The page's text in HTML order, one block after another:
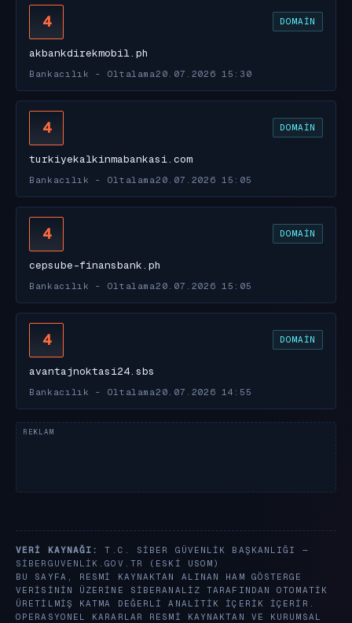
4 DOMAIN
akbankdirekmobil.ph
Bankacılık - Oltalama20.07.2026 15:30
4 DOMAIN
turkiyekalkinmabankasi.com
Bankacılık - Oltalama20.07.2026 15:05
4 DOMAIN
cepsube-finansbank.ph
Bankacılık - Oltalama20.07.2026 15:05
4 DOMAIN
avantajnoktasi24.sbs
Bankacılık - Oltalama20.07.2026 14:55
VERI KAYNAĞI:
T.C. SIBER GÜVENLIK BAŞKANLIĞI —
SIBERGUVENLIK.GOV.TR
(ESKI USOM)
BU SAYFA, RESMI KAYNAKTAN ALINAN HAM GÖSTERGE
VERISININ ÜZERINE SIBERANALIZ TARAFINDAN OTOMATIK
ÜRETILMIŞ KATMA DEĞERLI ANALITIK IÇERIK IÇERIR.
OPERASYONEL KARARLAR RESMI KAYNAKTAN VE KURUMSAL